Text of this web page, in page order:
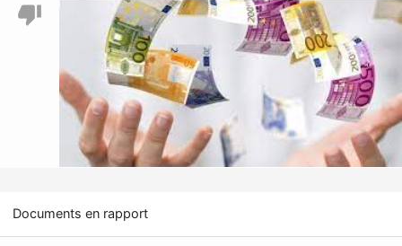
thumb_down
Documents en rapport